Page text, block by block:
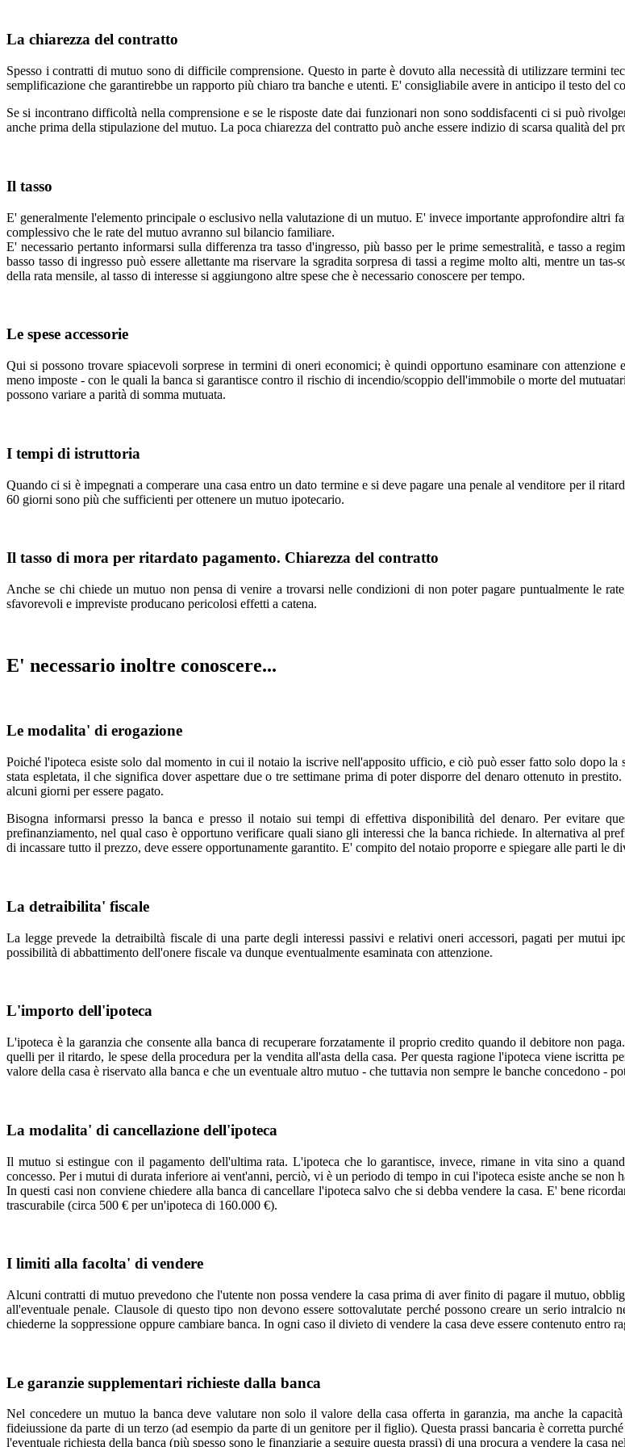
La chiarezza del contratto
Spesso i contratti di mutuo sono di difficile comprensione. Questo in parte è dovuto alla necessità di utilizzare termini
semplificazione che garantirebbe un rapporto più chiaro tra banche e utenti. E' consigliabile avere in anticipo il testo del
Se si incontrano difficoltà nella comprensione e se le risposte date dai funzionari non sono soddisfacenti ci si può
anche prima della stipulazione del mutuo. La poca chiarezza del contratto può anche essere indizio di scarsa qualità del
Il tasso
E' generalmente l'elemento principale o esclusivo nella valutazione di un mutuo. E' invece importante approfondire altri
complessivo che le rate del mutuo avranno sul bilancio familiare.
E' necessario pertanto informarsi sulla differenza tra tasso d'ingresso, più basso per le prime semestralità, e tasso a
basso tasso di ingresso può essere allettante ma riservare la sgradita sorpresa di tassi a regime molto alti, mentre un
della rata mensile, al tasso di interesse si aggiungono altre spese che è necessario conoscere per tempo.
Le spese accessorie
Qui si possono trovare spiacevoli sorprese in termini di oneri economici; è quindi opportuno esaminare con
meno imposte - con le quali la banca si garantisce contro il rischio di incendio/scoppio dell'immobile o morte del
possono variare a parità di somma mutuata.
I tempi di istruttoria
Quando ci si è impegnati a comperare una casa entro un dato termine e si deve pagare una penale al venditore per il
60 giorni sono più che sufficienti per ottenere un mutuo ipotecario.
Il tasso di mora per ritardato pagamento. Chiarezza del contratto
Anche se chi chiede un mutuo non pensa di venire a trovarsi nelle condizioni di non poter pagare puntualmente le
sfavorevoli e impreviste producano pericolosi effetti a catena.
E' necessario inoltre conoscere...
Le modalita' di erogazione
Poiché l'ipoteca esiste solo dal momento in cui il notaio la iscrive nell'apposito ufficio, e ciò può esser fatto solo dopo la
stata espletata, il che significa dover aspettare due o tre settimane prima di poter disporre del denaro ottenuto in
alcuni giorni per essere pagato.
Bisogna informarsi presso la banca e presso il notaio sui tempi di effettiva disponibilità del denaro. Per evitare
prefinanziamento, nel qual caso è opportuno verificare quali siano gli interessi che la banca richiede. In alternativa al
di incassare tutto il prezzo, deve essere opportunamente garantito. E' compito del notaio proporre e spiegare alle parti le
La detraibilita' fiscale
La legge prevede la detraibiltà fiscale di una parte degli interessi passivi e relativi oneri accessori, pagati per mutui
possibilità di abbattimento dell'onere fiscale va dunque eventualmente esaminata con attenzione.
L'importo dell'ipoteca
L'ipoteca è la garanzia che consente alla banca di recuperare forzatamente il proprio credito quando il debitore non
quelli per il ritardo, le spese della procedura per la vendita all'asta della casa. Per questa ragione l'ipoteca viene
valore della casa è riservato alla banca e che un eventuale altro mutuo - che tuttavia non sempre le banche concedono -
La modalita' di cancellazione dell'ipoteca
Il mutuo si estingue con il pagamento dell'ultima rata. L'ipoteca che lo garantisce, invece, rimane in vita sino a
concesso. Per i mutui di durata inferiore ai vent'anni, perciò, vi è un periodo di tempo in cui l'ipoteca esiste anche se non
In questi casi non conviene chiedere alla banca di cancellare l'ipoteca salvo che si debba vendere la casa. E' bene
trascurabile (circa 500 € per un'ipoteca di 160.000 €).
I limiti alla facolta' di vendere
Alcuni contratti di mutuo prevedono che l'utente non possa vendere la casa prima di aver finito di pagare il mutuo,
all'eventuale penale. Clausole di questo tipo non devono essere sottovalutate perché possono creare un serio
chiederne la soppressione oppure cambiare banca. In ogni caso il divieto di vendere la casa deve essere contenuto entro
Le garanzie supplementari richieste dalla banca
Nel concedere un mutuo la banca deve valutare non solo il valore della casa offerta in garanzia, ma anche la
fideiussione da parte di un terzo (ad esempio da parte di un genitore per il figlio). Questa prassi bancaria è corretta
l'eventuale richiesta della banca (più spesso sono le finanziarie a seguire questa prassi) di una procura a vendere la casa